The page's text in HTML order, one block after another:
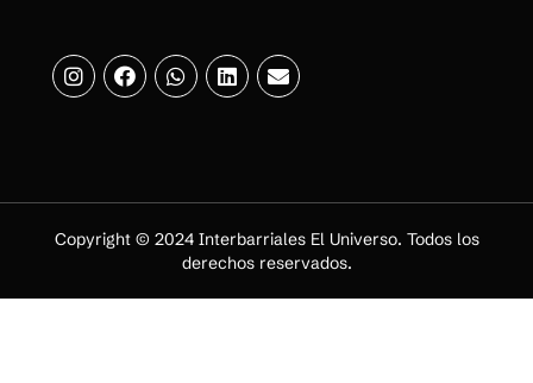
Copyright © 2024 Interbarriales El Universo. Todos los
derechos reservados.